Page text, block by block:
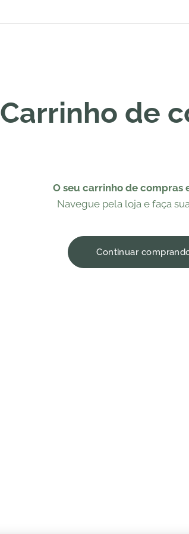
Carrinho de
O seu carrinho de compras
Navegue pela loja e faça
Continuar